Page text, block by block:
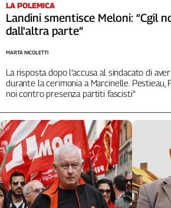
LA POLEMICA
Landini smentisce Meloni: “Cgil
dall'altra parte”
La risposta dopo l’accusa al sindacato di
durante la cerimonia a Marcinelle. Pestieau,
noi contro presenza partiti fascisti”
MARTA NICOLETTI